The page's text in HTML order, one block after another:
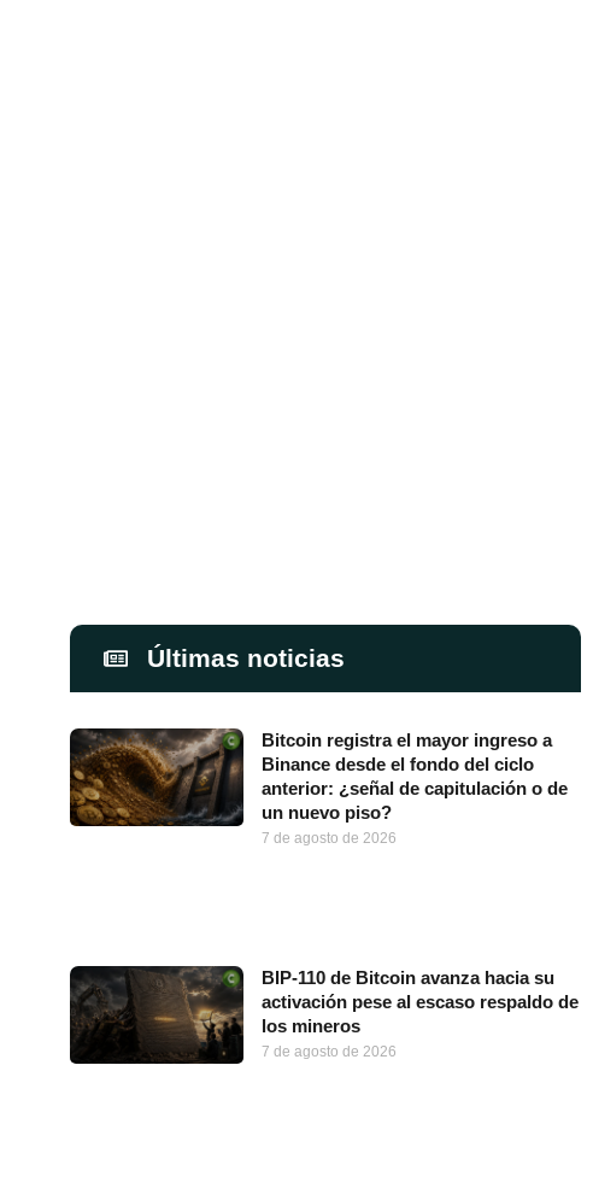
Últimas noticias
Bitcoin registra el mayor ingreso a
Binance desde el fondo del ciclo
anterior: ¿señal de capitulación o de
un nuevo piso?
7 de agosto de 2026
BIP-110 de Bitcoin avanza hacia su
activación pese al escaso respaldo de
los mineros
7 de agosto de 2026